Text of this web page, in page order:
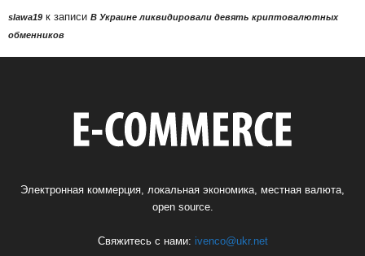
slawa19 к записи В Украине ликвидировали девять криптовалютных
обменников
Электронная коммерция, локальная экономика, местная валюта,
open source.
Свяжитесь с нами: ivenco@ukr.net